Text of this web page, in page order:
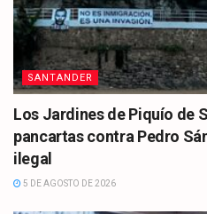
SANTANDER
Los Jardines de Piquío de
pancartas contra Pedro
ilegal
5 DE AGOSTO DE 2026